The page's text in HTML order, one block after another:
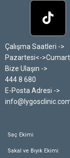
Çalışma Saatleri ->
Pazartesi<-
Bize Ulaşın ->
444 8 680
E-Posta Adresi ->
Saç Ekimi
Sakal ve Bıyık Ekimi